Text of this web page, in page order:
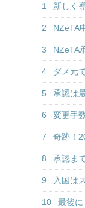
1 新しく
2 NZeTA
3 NZeTA
4 ダメ元
5 承認は
6 変更手
7 奇跡！
8 承認ま
9 入国は
10 最後に